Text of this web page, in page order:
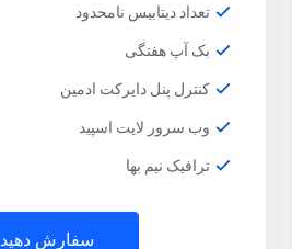
تعداد دیتابیس نامحدود
بک آپ هفتگی
کنترل پنل دایرکت ادمین
وب سرور لایت اسپید
ترافیک نیم بها
سفارش دهید